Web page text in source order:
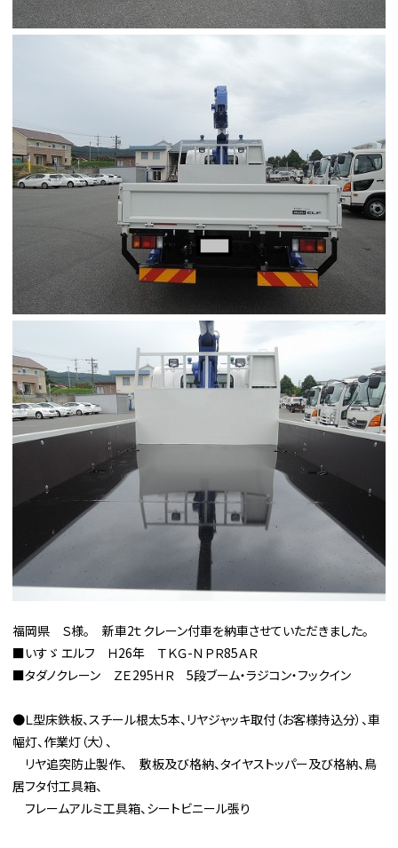
福岡県 Ｓ様。 新車2ｔクレーン付車を納車させていただきました。
■いすゞ エルフ Ｈ26年 ＴＫＧ-ＮＰＲ85ＡＲ
■タダノクレーン ＺＥ295ＨＲ 5段ブーム・ラジコン・フックイン
●Ｌ型床鉄板、スチール根太5本、リヤジャッキ取付（お客様持込分）、車
幅灯、作業灯（大）、
リヤ追突防止製作、 敷板及び格納、タイヤストッパー及び格納、鳥
居フタ付工具箱、
フレームアルミ工具箱、シートビニール張り